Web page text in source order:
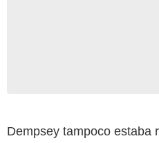
Dempsey tampoco estaba